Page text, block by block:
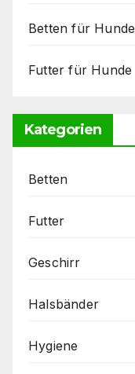
Betten für Hunde
Futter für Hunde
Kategorien
Betten
Futter
Geschirr
Halsbänder
Hygiene